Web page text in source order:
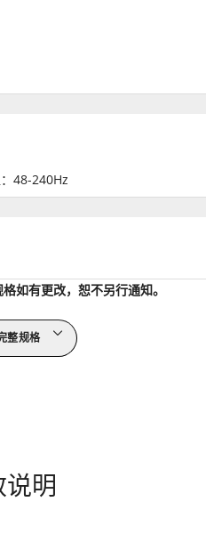
48-240Hz
如有更改，恕不另行通知。
整规格
明